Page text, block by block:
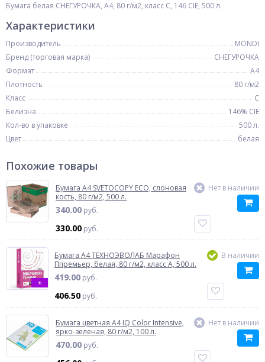
Бумага белая СНЕГУРОЧКА, A4, 80 г/м2, класс C, 146 CIE, 500 л.
Характеристики
Производитель
MONDI
Бренд (торговая марка)
СНЕГУРОЧКА
Формат
A4
Плотность
80 г/м2
Класс
C
Белизна
146% CIE
Кол-во в упаковке
500 л.
Цвет
белая
Похожие товары
Бумага A4 SVETOCOPY ECO, слоновая
кость, 80 г/м2, 500 л.
340.00 руб.
330.00 руб.
Нет в наличии
%
Бумага A4 ТЕХНОЭВОЛАБ Марафон
Ппремьер, белая, 80 г/м2, класс A, 500 л.
419.00 руб.
406.50 руб.
В наличии
Бумага цветная A4 IQ Color Intensive,
яркo-зеленая, 80 г/м2, 100 л.
470.00 руб.
Нет в наличии